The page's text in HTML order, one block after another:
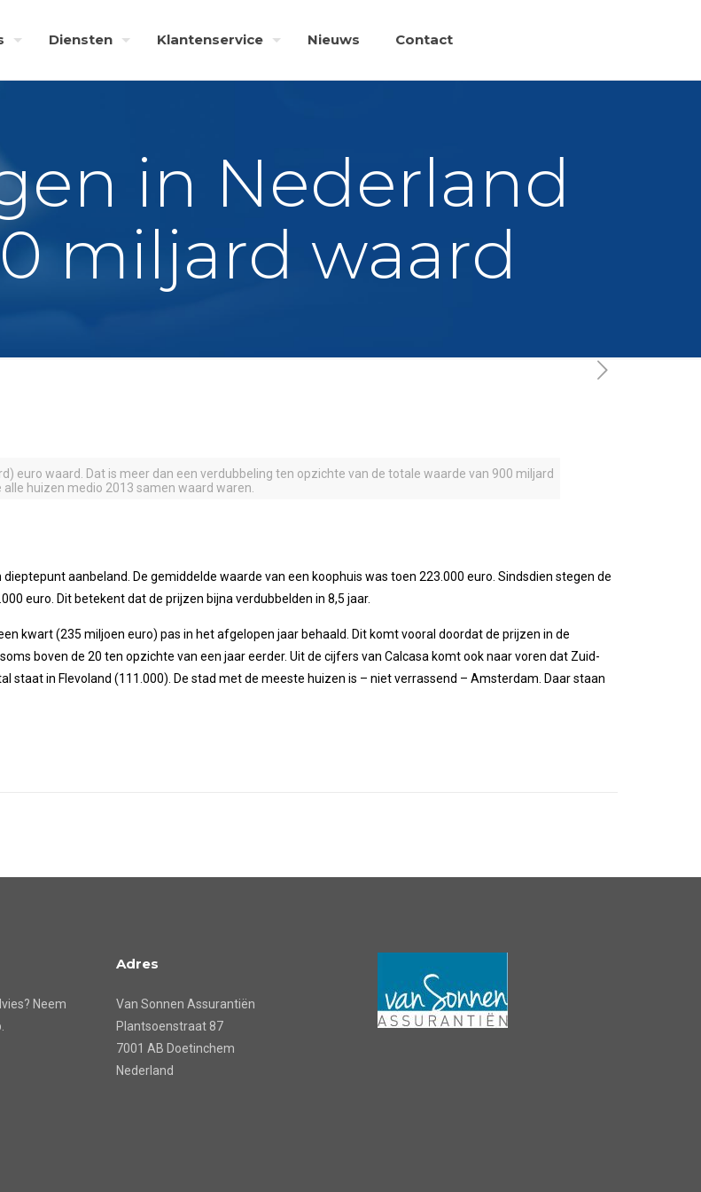
Diensten Klantenservice Nieuws Contact
in Nederland
miljard waard
euro waard. Dat is meer dan een verdubbeling ten opzichte van de totale waarde van 900 miljard
alle huizen medio 2013 samen waard waren.
aanbeland. De gemiddelde waarde van een koophuis was toen 223.000 euro. Sindsdien stegen de
euro. Dit betekent dat de prijzen bijna verdubbelden in 8,5 jaar.
kwart (235 miljoen euro) pas in het afgelopen jaar behaald. Dit komt vooral doordat de prijzen in de
boven de 20 ten opzichte van een jaar eerder. Uit de cijfers van Calcasa komt ook naar voren dat Zuid-
staat in Flevoland (111.000). De stad met de meeste huizen is – niet verrassend – Amsterdam. Daar staan
Neem
Adres
Van Sonnen Assurantiën
Plantsoenstraat 87
7001 AB Doetinchem
Nederland